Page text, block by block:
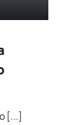
[...]